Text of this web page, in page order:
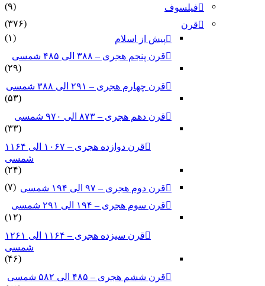
فیلسوف
(۹)
قرن
(۳۷۶)
پیش از اسلام
(۱)
قرن پنجم هجری – ۳۸۸ الی ۴۸۵ شمسی
(۲۹)
قرن چهارم هجری – ۲۹۱ الی ۳۸۸ شمسی
(۵۳)
قرن دهم هجری – ۸۷۳ الی ۹۷۰ شمسی
(۳۳)
قرن دوازده هجری – ۱۰۶۷ الی ۱۱۶۴
شمسی
(۲۴)
قرن دوم هجری – ۹۷ الی ۱۹۴ شمسی
(۷)
قرن سوم هجری – ۱۹۴ الی ۲۹۱ شمسی
(۱۲)
قرن سیزده هجری – ۱۱۶۴ الی ۱۲۶۱
شمسی
(۴۶)
قرن ششم هجری – ۴۸۵ الی ۵۸۲ شمسی